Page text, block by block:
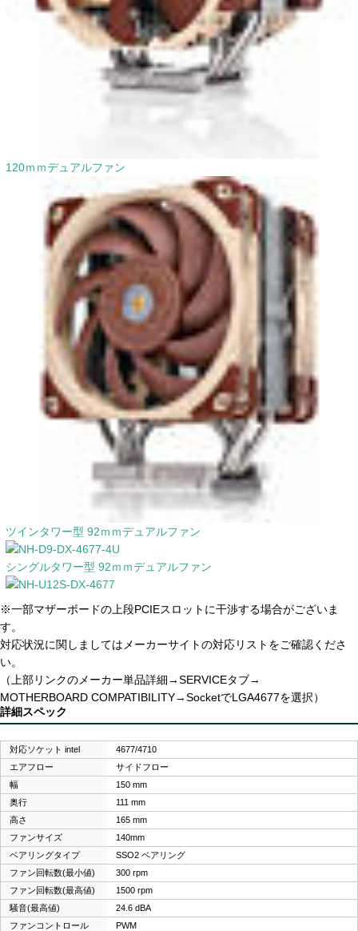
120ｍｍデュアルファン
ツインタワー型 92ｍｍデュアルファン
シングルタワー型 92ｍｍデュアルファン
※一部マザーボードの上段PCIEスロットに干渉する場合がございま
す。
対応状況に関しましてはメーカーサイトの対応リストをご確認くださ
い。
（上部リンクのメーカー単品詳細→SERVICEタブ→
MOTHERBOARD COMPATIBILITY→SocketでLGA4677を選択）
詳細スペック
対応ソケット intel
4677/4710
エアフロー
サイドフロー
幅
150 mm
奥行
111 mm
高さ
165 mm
ファンサイズ
140mm
ベアリングタイプ
SSO2 ベアリング
ファン回転数(最小値)
300 rpm
ファン回転数(最高値)
1500 rpm
騒音(最高値)
24.6 dBA
ファンコントロール
PWM